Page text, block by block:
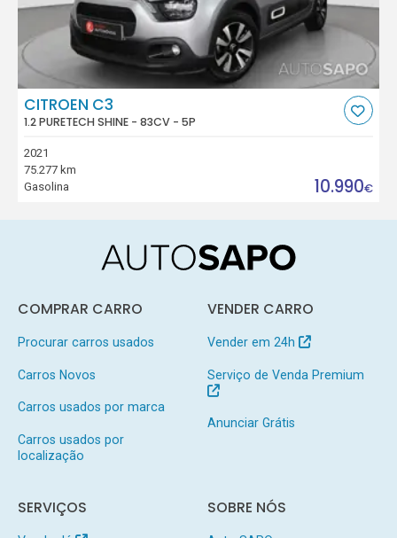
CITROEN C3
1.2 PURETECH SHINE - 83CV - 5P
2021
75.277 km
Gasolina
10.990€
COMPRAR CARRO
Procurar carros usados
Carros Novos
Carros usados por marca
Carros usados por
localização
VENDER CARRO
Vender em 24h
Serviço de Venda Premium
Anunciar Grátis
SERVIÇOS SOBRE NÓS